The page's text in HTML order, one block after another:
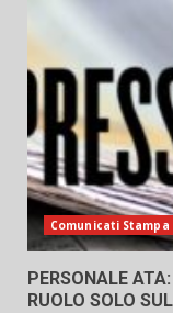
Comunicati Stampa
PERSONALE
RUOLO SOLO